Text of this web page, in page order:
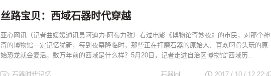
丝路宝贝：西域石器时代穿越
亚心网讯（记者曲媛媛通讯员阿迪力·阿布力孜）看过电影《博物馆奇妙夜》的市民，对那个神
奇的博物馆一定记忆犹新，每到夜幕降临时，那些正在打磨石器的原始人、喜欢叼骨头玩的原
始恐龙就会复活。数万年前的西域是什么样？5月20日，记者走进自治区博物馆“西域历...
石器时代记忆 2017 / 10 / 12
石器lol